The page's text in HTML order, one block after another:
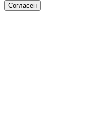
Согласен